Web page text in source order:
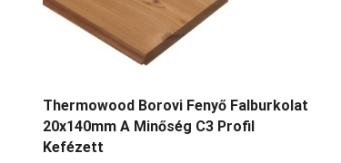
Thermowood Borovi Fenyő Falburkolat
20x140mm A Minőség C3 Profil
Kefézett